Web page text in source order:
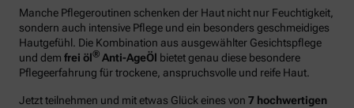
Manche Pflegeroutinen schenken der Haut nicht nur Feuchtigkeit,
sondern auch intensive Pflege und ein besonders geschmeidiges
Hautgefühl. Die Kombination aus ausgewählter Gesichtspflege
und dem frei öl® Anti-AgeÖl bietet genau diese besondere
Pflegeerfahrung für trockene, anspruchsvolle und reife Haut.
Jetzt teilnehmen und mit etwas Glück eines von 7 hochwertigen